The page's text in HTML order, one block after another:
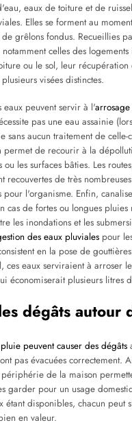
eaux de toiture et de
Elles se forment au
grêlons fondus. Recueillies
notamment celles des
ou le sol, leur récupération
visées distinctes.
eaux peuvent servir à l'
pas une eau assainie
sans aucun traitement de celle-
permet de recourir à la
ou les surfaces bâties. Les
recouvertes de très
pour l'organisme. Enfin,
cas de fortes ou longues
les inondations et les
des eaux pluviales pour
en la pose de
ces eaux serviraient à arroser
économiserait plusieurs litres
dégâts autour
peuvent causer des dégâts
pas évacuées correctement.
périphérie de la maison
garder pour un usage
étant disponibles, chacun peut
en valeur.